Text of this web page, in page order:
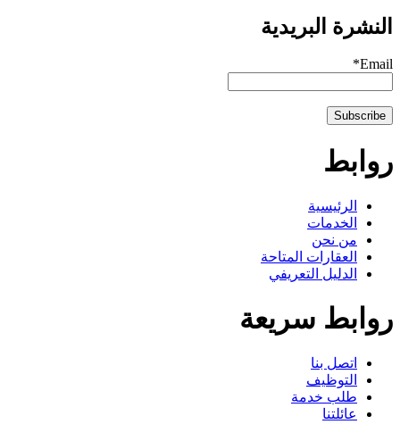
النشرة البريدية
Email*
روابط
الرئيسية
الخدمات
من نحن
العقارات المتاحة
الدليل التعريفي
روابط سريعة
اتصل بنا
التوظيف
طلب خدمة
عائلتنا